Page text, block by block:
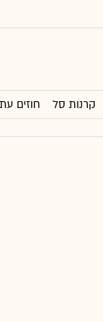
קרנות סל חוזים